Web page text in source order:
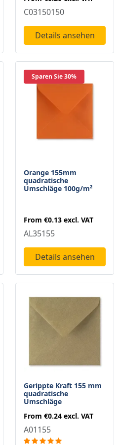
C03150150
Details ansehen
Sparen Sie 30%
Orange 155mm
quadratische
Umschläge 100g/m²
From €0.13 excl. VAT
AL35155
Details ansehen
Gerippte Kraft 155 mm
quadratische
Umschläge
From €0.24 excl. VAT
A01155